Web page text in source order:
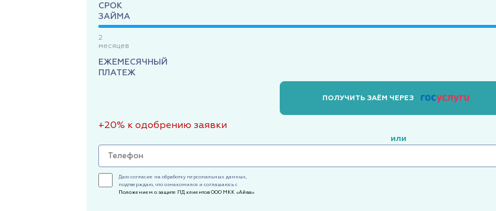
СРОК
ЗАЙМА
2
месяцев
ЕЖЕМЕСЯЧНЫЙ
ПЛАТЕЖ
ПОЛУЧИТЬ ЗАЁМ ЧЕРЕЗ
+20% к одобрению заявки
или
Даю согласие на обработку персональных данных,
подтверждаю, что ознакомился и соглашаюсь с
Положением о защите ПД клиентов ООО МКК «Айва»